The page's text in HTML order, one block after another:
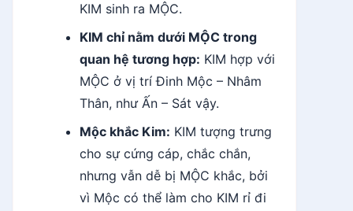
KIM sinh ra MỘC.
KIM chỉ nằm dưới MỘC trong
quan hệ tương hợp: KIM hợp với
MỘC ở vị trí Đinh Mộc – Nhâm
Thân, như Ấn – Sát vậy.
Mộc khắc Kim: KIM tượng trưng
cho sự cứng cáp, chắc chắn,
nhưng vẫn dễ bị MỘC khắc, bởi
vì Mộc có thể làm cho KIM rỉ đi